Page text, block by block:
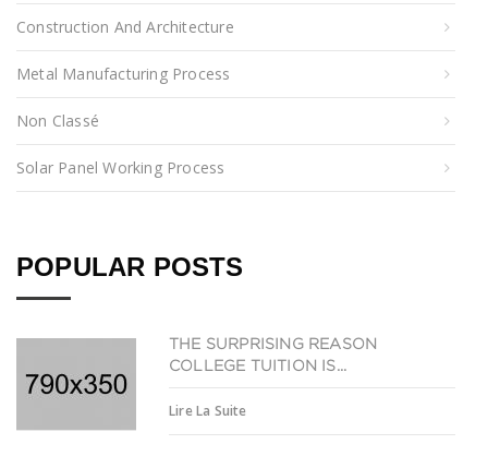
Construction And Architecture
Metal Manufacturing Process
Non Classé
Solar Panel Working Process
POPULAR POSTS
THE SURPRISING REASON
COLLEGE TUITION IS...
Lire La Suite